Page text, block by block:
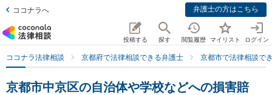
ココナラへ 弁護士の方はこちら
投稿する 探す 閲覧履歴 マイリスト ログイン
ココナラ法律相談 京都府で法律相談できる弁護士 京都市で法律相談で
京都市中京区の自治体や学校などへの損害賠